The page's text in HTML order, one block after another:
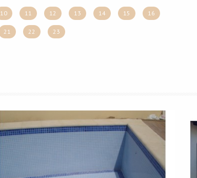
10 11 12 13 14 15 16
21 22 23